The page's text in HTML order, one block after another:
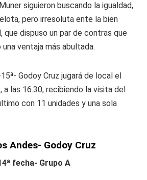
siguieron buscando la igualdad,
pero irresoluta ente la bien
que dispuso un par de contras que
ventaja más abultada.
Godoy Cruz jugará de local el
a las 16.30, recibiendo la visita del
con 11 unidades y una sola
Andes- Godoy Cruz
fecha- Grupo A